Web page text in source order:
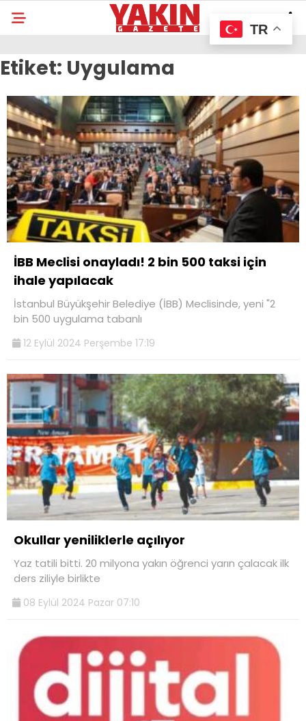
Etiket: Uygulama
İBB Meclisi onayladı! 2 bin 500 taksi için
ihale yapılacak
İstanbul Büyükşehir Belediye (İBB) Meclisinde, yeni "2
bin 500 uygulama tabanlı
12 Eylül 2024 Perşembe 17:19
Okullar yeniliklerle açılıyor
Yaz tatili bitti. 20 milyona yakın öğrenci yarın çalacak ilk
ders ziliyle birlikte
08 Eylül 2024 Pazar 07:10
TR